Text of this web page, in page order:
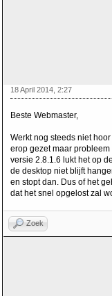
18 April 2014, 2:27
Beste Webmaster,
Werkt nog steeds niet
erop gezet maar
versie 2.8.1.6 lukt het op
de desktop niet blijft
en stopt dan. Dus of het
dat het snel opgelost zal
Zoek